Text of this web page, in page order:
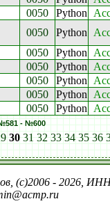
0050 Python
0050 Python
0050 Python
0050 Python
0050 Python
0050 Python
0050 Python
- №600
30 31 32 33 34 35 36
(c)2006 - 2026,